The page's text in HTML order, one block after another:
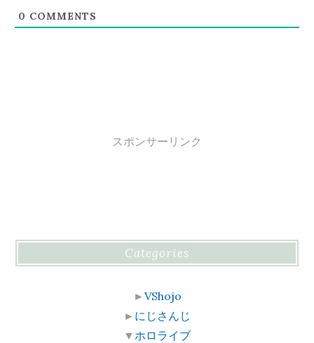
0 COMMENTS
スポンサーリンク
Categories
►VShojo
► にじさんじ
▼ ホロライブ